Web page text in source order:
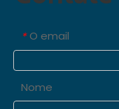
* O email
Nome